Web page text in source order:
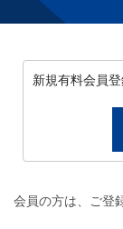
新規有料会員
会員の方は、ご登